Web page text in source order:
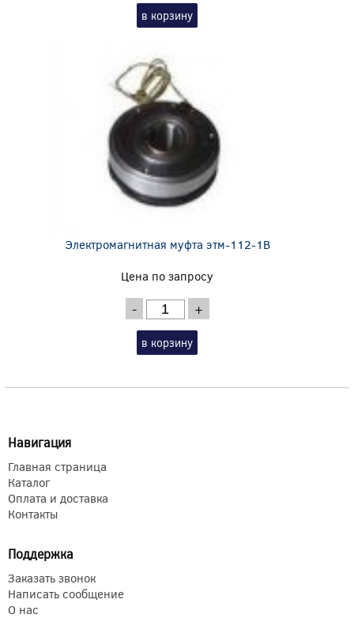
в корзину
Электромагнитная муфта этм-112-1В
Цена по запросу
- +
в корзину
Навигация
Главная страница
Каталог
Оплата и доставка
Контакты
Поддержка
Заказать звонок
Написать сообщение
О нас